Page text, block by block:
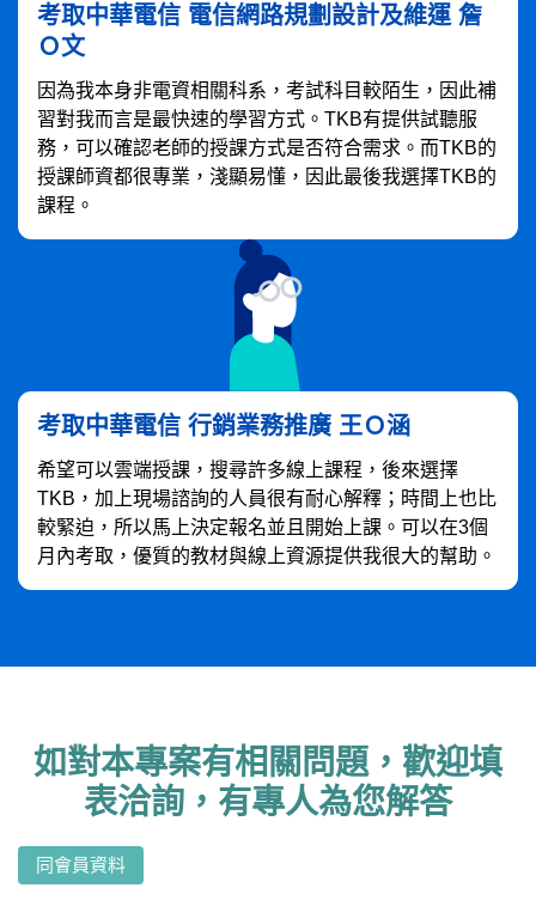
考取中華電信 電信網路規劃設計及維運 詹
Ｏ文
因為我本身非電資相關科系，考試科目較陌生，因此補
習對我而言是最快速的學習方式。TKB有提供試聽服
務，可以確認老師的授課方式是否符合需求。而TKB的
授課師資都很專業，淺顯易懂，因此最後我選擇TKB的
課程。
考取中華電信 行銷業務推廣 王Ｏ涵
希望可以雲端授課，搜尋許多線上課程，後來選擇
TKB，加上現場諮詢的人員很有耐心解釋；時間上也比
較緊迫，所以馬上決定報名並且開始上課。可以在3個
月內考取，優質的教材與線上資源提供我很大的幫助。
如對本專案有相關問題，歡迎填
表洽詢，有專人為您解答
同會員資料